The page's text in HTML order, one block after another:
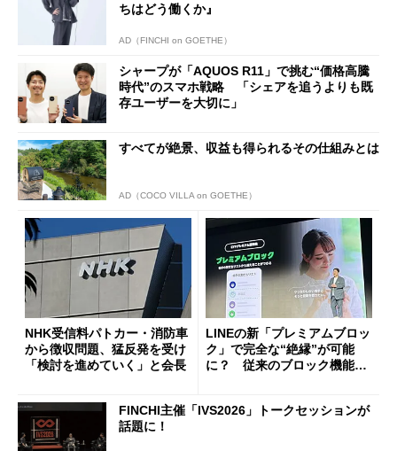
ちはどう働くか』
AD（FINCHI on GOETHE）
シャープが「AQUOS R11」で挑む“価格高騰
時代”のスマホ戦略 「シェアを追うよりも既
存ユーザーを大切に」
すべてが絶景、収益も得られるその仕組みとは
AD（COCO VILLA on GOETHE）
NHK受信料パトカー・消防車
から徴収問題、猛反発を受け
「検討を進めていく」と会長
LINEの新「プレミアムブロッ
ク」で完全な“絶縁”が可能
に？ 従来のブロック機能と
FINCHI主催「IVS2026」トークセッションが
話題に！